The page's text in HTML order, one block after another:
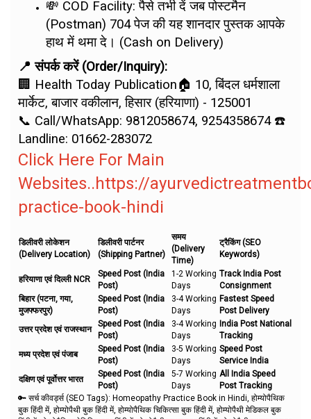
💸 COD Facility: पैसे तभी दें जब पोस्टमैन
(Postman) 704 पेज की यह शानदार पुस्तक आपके
हाथ में थमा दे। (Cash on Delivery)
📍 संपर्क करें (Order/Inquiry):
🏢 Health Today Publication🏠 10, बिंदल धर्मशाला
मार्केट, बाजार वकीलान, हिसार (हरियाणा) - 125001
📞 Call/WhatsApp: 9812058674, 9254358674 ☎️
Landline: 01662-283072
Click Here For Main
Websites..https://
practice-book-hindi
डिलीवरी लोकेशन
(Delivery Location)
डिलीवरी पार्टनर
(Shipping Partner)
समय
(Delivery
Time)
ट्रैकिंग (SEO
Keywords)
हरियाणा एवं दिल्ली NCR
Speed Post (India
Post)
1-2 Working
Days
Track India Post
Consignment
बिहार (पटना, गया,
मुजफ्फरपुर)
Speed Post (India
Post)
3-4 Working
Days
Fastest Speed
Post Delivery
उत्तर प्रदेश एवं राजस्थान
Speed Post (India
Post)
3-4 Working
Days
India Post National
Tracking
मध्य प्रदेश एवं पंजाब
Speed Post (India
Post)
3-5 Working
Days
Speed Post
Service India
दक्षिण एवं पूर्वोत्तर भारत
Speed Post (India
Post)
5-7 Working
Days
All India Speed
Post Tracking
🔑 सर्च कीवर्ड्स (SEO Tags): Homeopathy Practice Book in Hindi, होम्योपैथिक
बुक हिंदी में, होम्योपैथी बुक हिंदी में, होम्योपैथिक चिकित्सा बुक हिंदी में, होम्योपैथी मेडिकल बुक